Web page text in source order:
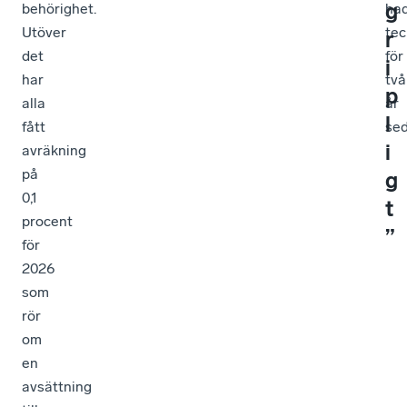
behörighet.
Utöver
det
har
alla
fått
avräkning
på
0,1
procent
för
2026
som
rör
om
en
avsättning
för
två
år
g
r
i
p
l
i
g
t
”